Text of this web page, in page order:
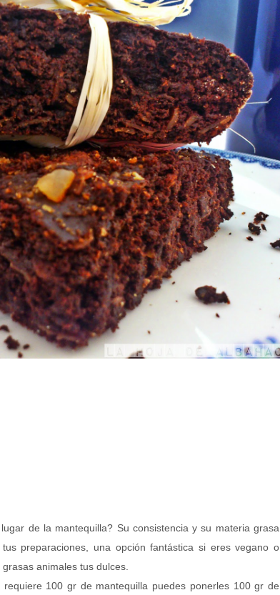
de la mantequilla? Su consistencia y su materia grasa
preparaciones, una opción fantástica si eres vegano o
animales tus dulces.
100 gr de mantequilla puedes ponerles 100 gr de